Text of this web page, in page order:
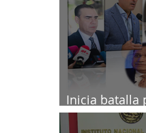
Inicia batalla
2027